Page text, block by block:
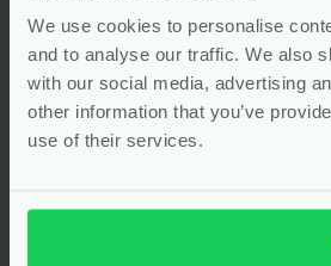
We use cookies to personalise
and to analyse our traffic. We also
with our social media, advertising
other information that you’ve
use of their services.
Bekijken